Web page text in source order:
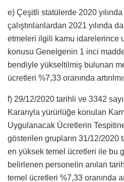
e) Çeşitli statülerde 2020
çalıştırılanlardan 2021 yılında
etmeleri ilgili kamu idarelerince
konusu Genelgenin 1 inci
bendiyle yükseltilmiş bulunan
ücretleri %7,33 oranında
f) 29/12/2020 tarihli ve 3342
Kararıyla yürürlüğe konulan
Uygulanacak Ücretlerin
gösterilen grupların 31/12/2020
en yüksek temel ücretleri ile bu
belirlenen personelin anılan
temel ücretleri %7,33 oranında